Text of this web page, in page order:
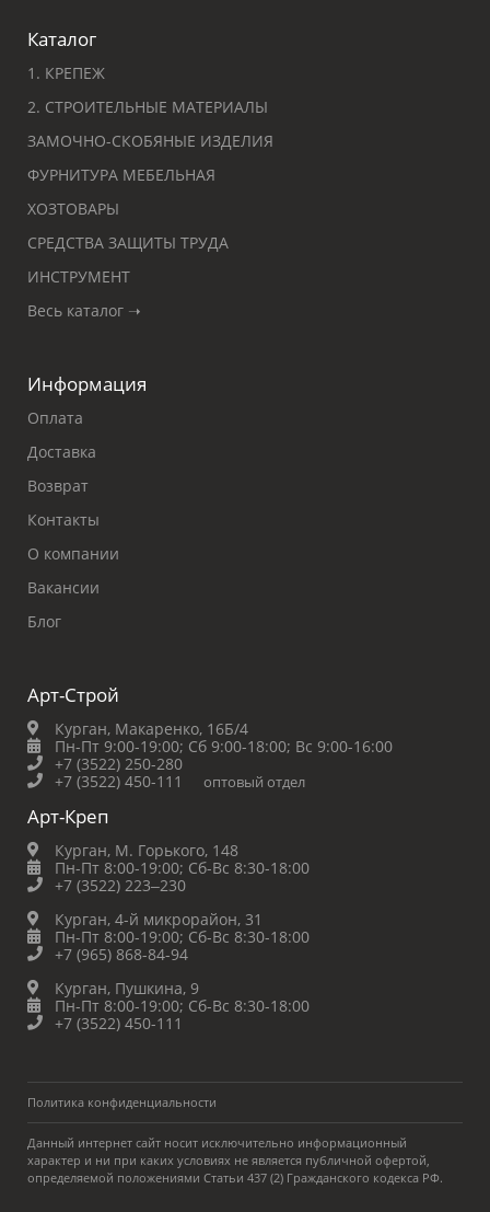
Каталог
1. КРЕПЕЖ
2. СТРОИТЕЛЬНЫЕ МАТЕРИАЛЫ
ЗАМОЧНО-СКОБЯНЫЕ ИЗДЕЛИЯ
ФУРНИТУРА МЕБЕЛЬНАЯ
ХОЗТОВАРЫ
СРЕДСТВА ЗАЩИТЫ ТРУДА
ИНСТРУМЕНТ
Весь каталог ➝
Информация
Оплата
Доставка
Возврат
Контакты
О компании
Вакансии
Блог
Арт-Строй
Курган, Макаренко, 16Б/4
Пн-Пт 9:00-19:00; Сб 9:00-18:00; Вс 9:00-16:00
+7 (3522) 250-280
+7 (3522) 450-111
оптовый отдел
Арт-Креп
Курган, М. Горького, 148
Пн-Пт 8:00-19:00; Сб-Вс 8:30-18:00
+7 (3522) 223‒230
Курган, 4-й микрорайон, 31
Пн-Пт 8:00-19:00; Сб-Вс 8:30-18:00
+7 (965) 868-84-94
Курган, Пушкина, 9
Пн-Пт 8:00-19:00; Сб-Вс 8:30-18:00
+7 (3522) 450-111
Политика конфиденциальности
Данный интернет сайт носит исключительно информационный
характер и ни при каких условиях не является публичной офертой,
определяемой положениями Статьи 437 (2) Гражданского кодекса РФ.